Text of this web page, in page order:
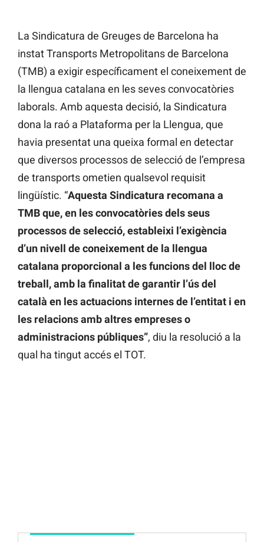
La Sindicatura de Greuges de Barcelona ha
instat Transports Metropolitans de Barcelona
(TMB) a exigir específicament el coneixement de
la llengua catalana en les seves convocatòries
laborals. Amb aquesta decisió, la Sindicatura
dona la raó a Plataforma per la Llengua, que
havia presentat una queixa formal en detectar
que diversos processos de selecció de l’empresa
de transports ometien qualsevol requisit
lingüístic. “Aquesta Sindicatura recomana a
TMB que, en les convocatòries dels seus
processos de selecció, estableixi l’exigència
d’un nivell de coneixement de la llengua
catalana proporcional a les funcions del lloc de
treball, amb la finalitat de garantir l’ús del
català en les actuacions internes de l’entitat i en
les relacions amb altres empreses o
administracions públiques”, diu la resolució a la
qual ha tingut accés el TOT.